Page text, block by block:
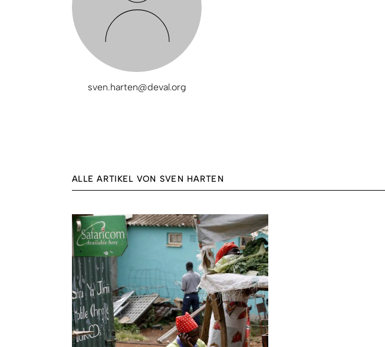
sven.harten@deval.org
ALLE ARTIKEL VON SVEN HARTEN